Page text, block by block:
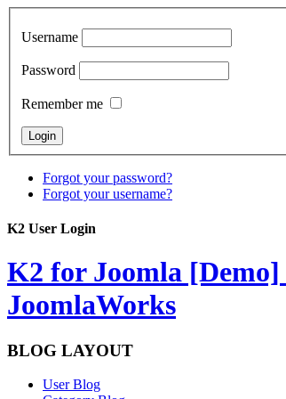
Username
Password
Remember me
Forgot your password?
Forgot your username?
K2 User Login
K2 for Joomla [Demo]
JoomlaWorks
BLOG LAYOUT
User Blog